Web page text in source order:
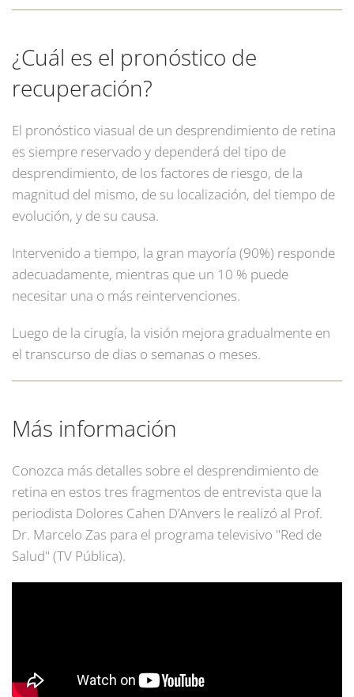
¿Cuál es el pronóstico de
recuperación?
El pronóstico viasual de un desprendimiento de retina
es siempre reservado y dependerá del tipo de
desprendimiento, de los factores de riesgo, de la
magnitud del mismo, de su localización, del tiempo de
evolución, y de su causa.
Intervenido a tiempo, la gran mayoría (90%) responde
adecuadamente, mientras que un 10 % puede
necesitar una o más reintervenciones.
Luego de la cirugía, la visión mejora gradualmente en
el transcurso de dias o semanas o meses.
Más información
Conozca más detalles sobre el desprendimiento de
retina en estos tres fragmentos de entrevista que la
periodista Dolores Cahen D’Anvers le realizó al Prof.
Dr. Marcelo Zas para el programa televisivo "Red de
Salud" (TV Pública).